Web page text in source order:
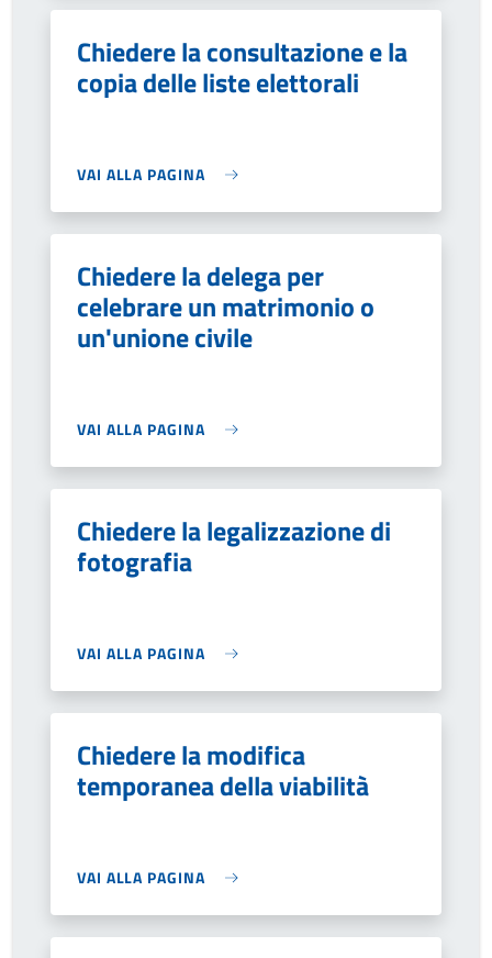
Chiedere la consultazione e la
copia delle liste elettorali
VAI ALLA PAGINA
Chiedere la delega per
celebrare un matrimonio o
un'unione civile
VAI ALLA PAGINA
Chiedere la legalizzazione di
fotografia
VAI ALLA PAGINA
Chiedere la modifica
temporanea della viabilità
VAI ALLA PAGINA